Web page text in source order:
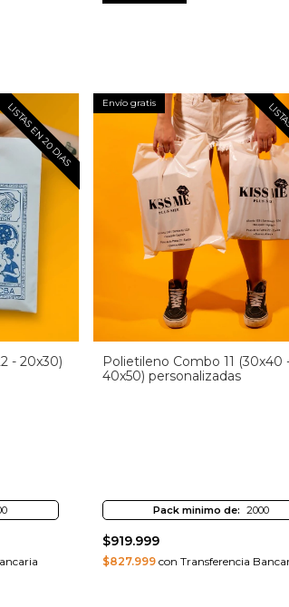
LISTAS EN 20 DIAS
- 20x30)
Envío gratis
Polietileno Combo 11 (30x40
40x50) personalizadas
Pack minimo de: 2000
$919.999
$827.999con Transferencia